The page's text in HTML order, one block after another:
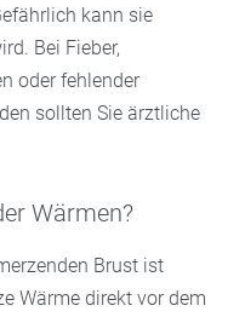
kann sie
Bei Fieber,
oder fehlender
sollten Sie ärztliche
Wärmen?
Brust ist
Wärme direkt vor dem